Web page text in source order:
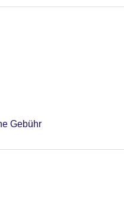
Gebühr